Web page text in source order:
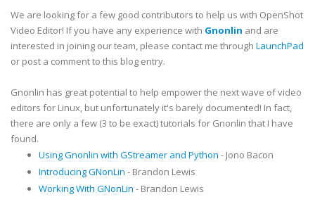
We are looking for a few good contributors to help us with OpenShot
Video Editor! If you have any experience with Gnonlin and are
interested in joining our team, please contact me through LaunchPad
or post a comment to this blog entry.
Gnonlin has great potential to help empower the next wave of video
editors for Linux, but unfortunately it's barely documented! In fact,
there are only a few (3 to be exact) tutorials for Gnonlin that I have
found.
Using Gnonlin with GStreamer and Python - Jono Bacon
Introducing GNonLin - Brandon Lewis
Working With GNonLin - Brandon Lewis